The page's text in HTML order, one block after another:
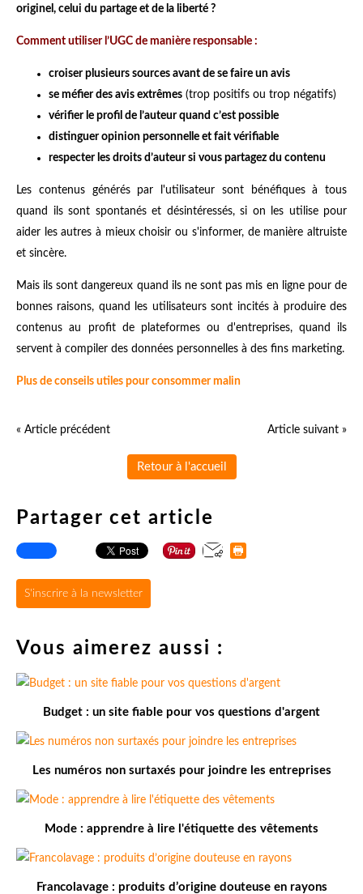
originel, celui du partage et de la liberté ?
Comment utiliser l’UGC de manière responsable :
croiser plusieurs sources avant de se faire un avis
se méfier des avis extrêmes (trop positifs ou trop négatifs)
vérifier le profil de l’auteur quand c’est possible
distinguer opinion personnelle et fait vérifiable
respecter les droits d’auteur si vous partagez du contenu
Les contenus générés par l'utilisateur sont bénéfiques à tous
quand ils sont spontanés et désintéressés, si on les utilise pour
aider les autres à mieux choisir ou s'informer, de manière altruiste
et sincère.
Mais ils sont dangereux quand ils ne sont pas mis en ligne pour de
bonnes raisons, quand les utilisateurs sont incités à produire des
contenus au profit de plateformes ou d'entreprises, quand ils
servent à compiler des données personnelles à des fins marketing.
Plus de conseils utiles pour consommer malin
« Article précédent Article suivant »
Retour à l'accueil
Partager cet article
S'inscrire à la newsletter
Vous aimerez aussi :
Budget : un site fiable pour vos questions d'argent
Les numéros non surtaxés pour joindre les entreprises
Mode : apprendre à lire l'étiquette des vêtements
Francolavage : produits d’origine douteuse en rayons